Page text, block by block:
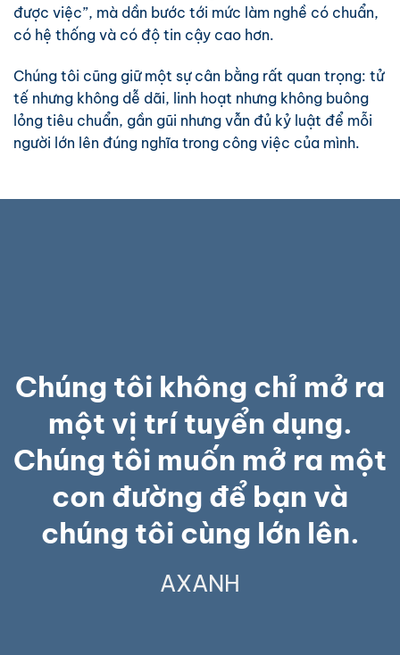
được việc”, mà dần bước tới mức làm nghề có chuẩn,
có hệ thống và có độ tin cậy cao hơn.
Chúng tôi cũng giữ một sự cân bằng rất quan trọng: tử
tế nhưng không dễ dãi, linh hoạt nhưng không buông
lỏng tiêu chuẩn, gần gũi nhưng vẫn đủ kỷ luật để mỗi
người lớn lên đúng nghĩa trong công việc của mình.
Chúng tôi không chỉ mở ra
một vị trí tuyển dụng.
Chúng tôi muốn mở ra một
con đường để bạn và
chúng tôi cùng lớn lên.
AXANH